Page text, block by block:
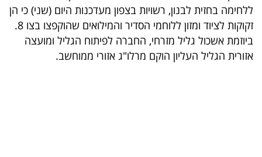
קריירה
ולימודים
ללחימה בחזית לבנון, רשויות בצפון מעדכנות היום (שני) כי הן
זקוקות לציוד ומזון ללוחמי הסדיר והמילואים שהוקפצו בצו 8.
ביוזמת אשכול גליל מזרחי, החברה לפיתוח הגליל ומועצה
אזורית הגליל העליון הוקם מרלו"ג אזורי ממוחשב.